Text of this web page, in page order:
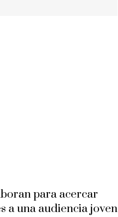
para acercar
a una audiencia joven